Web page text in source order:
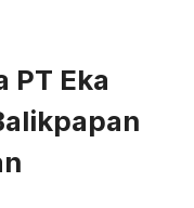
PT Eka